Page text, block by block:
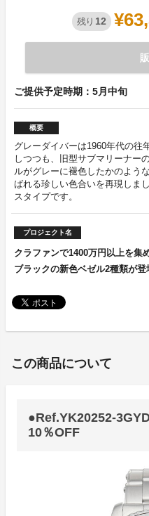
残り 12
ご提供予定時期：5月中旬
概要
グレーダイバーは1960年代の往
しつつも、旧型サブマリーナー
ルがグレーに褪色したかのよう
ばれる珍しい色合いを再現しま
スタイプです。
プロジェクト名
クラファンで1400万円以上を集
ブラックの新色ベゼル2種類が登
この商品について
●Ref.YK20252-
10％OFF